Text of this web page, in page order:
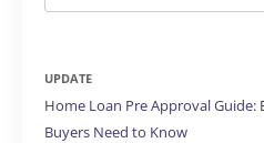
for:
UPDATE
Home Loan Pre Approval
Buyers Need to Know